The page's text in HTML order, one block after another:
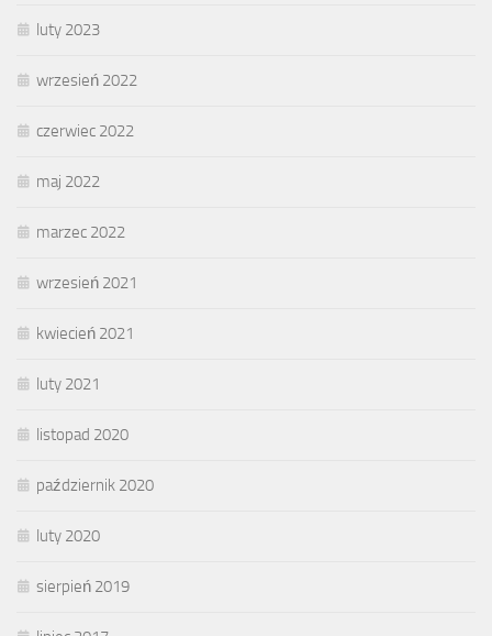
luty 2023
wrzesień 2022
czerwiec 2022
maj 2022
marzec 2022
wrzesień 2021
kwiecień 2021
luty 2021
listopad 2020
październik 2020
luty 2020
sierpień 2019